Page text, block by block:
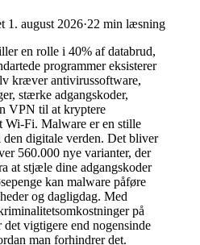
1. august 2026·22 min læsning
en rolle i 40% af databrud,
programmer eksisterer
kræver antivirussoftware,
stærke adgangskoder,
VPN til at kryptere
Wi-Fi. Malware er en stille
den digitale verden. Det bliver
560.000 nye varianter, der
at stjæle dine adgangskoder
kan malware påføre
og dagligdag. Med
på
vigtigere end nogensinde
man forhindrer det.